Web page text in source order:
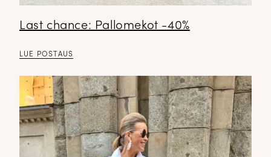
Last chance: Pallomekot -40%
LUE POSTAUS